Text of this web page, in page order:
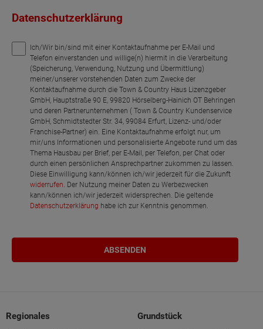
Datenschutzerklärung
Ich/Wir bin/sind mit einer Kontaktaufnahme per E-Mail und
Telefon einverstanden und willige(n) hiermit in die Verarbeitung
(Speicherung, Verwendung, Nutzung und Übermittlung)
meiner/unserer vorstehenden Daten zum Zwecke der
Kontaktaufnahme durch die Town & Country Haus Lizenzgeber
GmbH, Hauptstraße 90 E, 99820 Hörselberg-Hainich OT Behringen
und deren Partnerunternehmen ( Town & Country Kundenservice
GmbH, Schmidtstedter Str. 34, 99084 Erfurt, Lizenz- und/oder
Franchise-Partner) ein. Eine Kontaktaufnahme erfolgt nur, um
mir/uns Informationen und personalisierte Angebote rund um das
Thema Hausbau per Brief, per E-Mail, per Telefon, per Chat oder
durch einen persönlichen Ansprechpartner zukommen zu lassen.
Diese Einwilligung kann/können ich/wir jederzeit für die Zukunft
widerrufen . Der Nutzung meiner Daten zu Werbezwecken
kann/können ich/wir jederzeit widersprechen. Die geltende
Datenschutzerklärung habe ich zur Kenntnis genommen.
Regionales Grundstück